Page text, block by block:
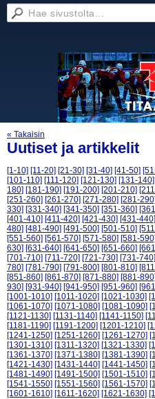
« Takaisin
Uutiset ja artikkelit
[1-10] [11-20] [21-30] [31-40] [41-50]
[101-110] [111-120] [121-130] [131-140]
180] [181-190] [191-200] [201-210]
[251-260] [261-270] [271-280] [281-290]
330] [331-340] [341-350] [351-360]
[401-410] [411-420] [421-430] [431-440]
480] [481-490] [491-500] [501-510]
[551-560] [561-570] [571-580] [581-590]
630] [631-640] [641-650] [651-660]
[701-710] [711-720] [721-730] [731-740]
780] [781-790] [791-800] [801-810]
[851-860] [861-870] [871-880] [881-890]
930] [931-940] [941-950] [951-960]
[1001-1010] [1011-1020] [1021-1030]
[1061-1070] [1071-1080] [1081-1090]
[1121-1130] [1131-1140] [1141-1150]
[1181-1190] [1191-1200] [1201-1210]
[1241-1250] [1251-1260] [1261-1270]
[1301-1310] [1311-1320] [1321-1330]
[1361-1370] [1371-1380] [1381-1390]
[1421-1430] [1431-1440] [1441-1450]
[1481-1490] [1491-1500] [1501-1510]
[1541-1550] [1551-1560] [1561-1570]
[1601-1610] [1611-1620] [1621-1630]